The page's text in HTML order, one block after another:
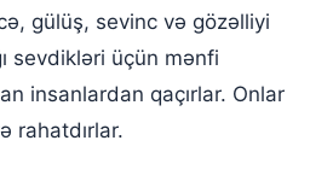
gülüş, sevinc və gözəlliyi
sevdikləri üçün mənfi
insanlardan qaçırlar. Onlar
rahatdırlar.